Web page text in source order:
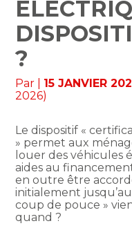
?
Par 15 JANVIER
2026)
Le dispositif «
» permet aux
louer des véhicules
aides au
en outre être
initialement
coup de pouce »
quand ?